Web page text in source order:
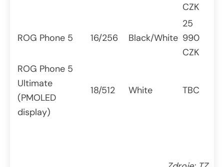
CZK
ROG Phone 5 16/256 Black/White
25
990
CZK
ROG Phone 5
Ultimate
(PMOLED
display)
18/512 White TBC